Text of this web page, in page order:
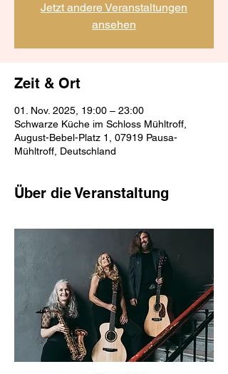
Jetzt andere Veranstaltungen
ansehen
Zeit & Ort
01. Nov. 2025, 19:00 – 23:00
Schwarze Küche im Schloss Mühltroff,
August-Bebel-Platz 1, 07919 Pausa-
Mühltroff, Deutschland
Über die Veranstaltung